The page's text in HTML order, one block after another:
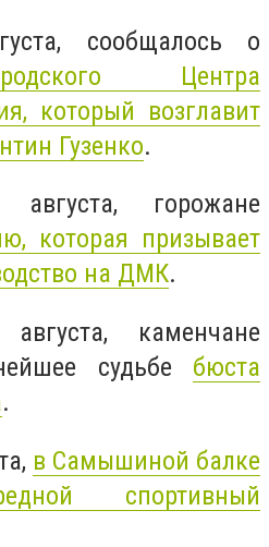
сообщалось о
Центра
который возглавит
Гузенко.
горожане
которая призывает
на ДМК.
каменчане
судьбе бюста
.
в Самышиной балке
спортивный